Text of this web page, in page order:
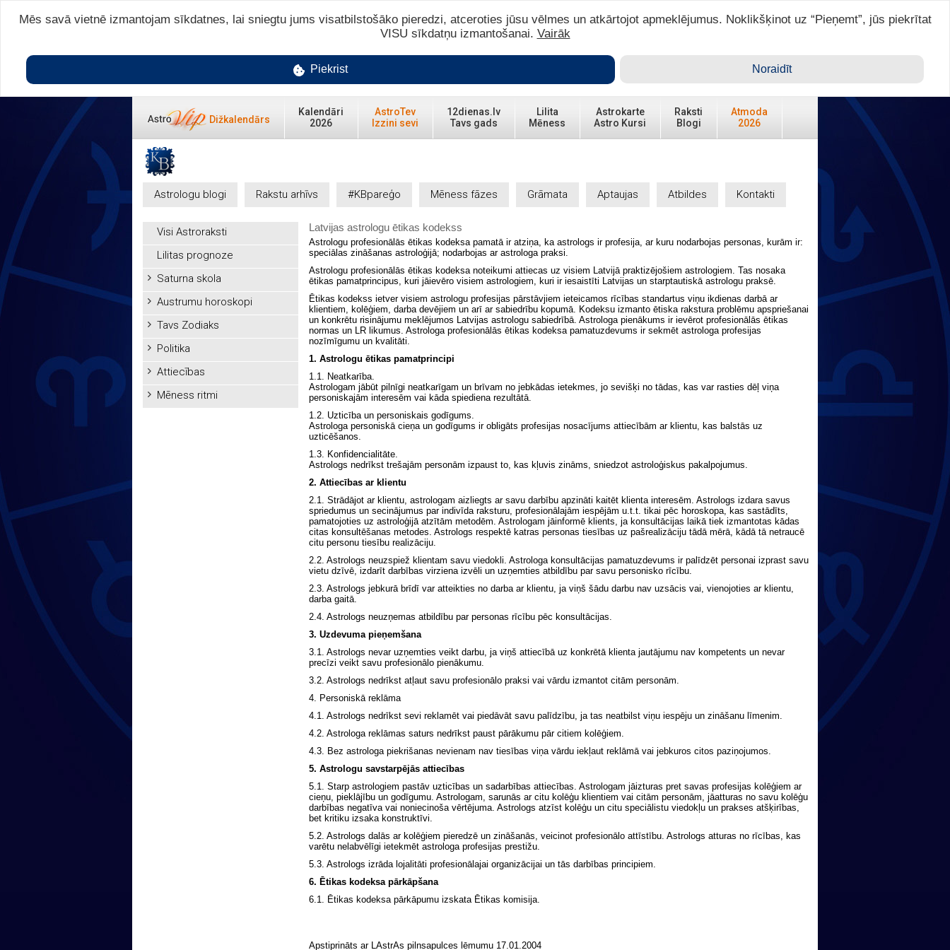
Ienākt ar ASTRO VIP >
Dižkalendārs
Kalendāri
2026
AstroTev
Izzini sevi
12dienas.lv
Tavs gads
Lilita
Mēness
Astrokarte
Astro Kursi
Raksti
Blogi
Atmoda
2026
Astrologu blogi Rakstu arhīvs #KBpareģo Mēness fāzes Grāmata Aptaujas Atbildes Kontakti
Visi Astroraksti
Lilitas prognoze
Saturna skola
Austrumu horoskopi
Tavs Zodiaks
Politika
Attiecības
Mēness ritmi
Latvijas astrologu ētikas kodekss
Astrologu profesionālās ētikas kodeksa pamatā ir atziņa, ka astrologs ir profesija, ar kuru nodarbojas personas, kurām ir:
speciālas zināšanas astroloģijā; nodarbojas ar astrologa praksi.
Astrologu profesionālās ētikas kodeksa noteikumi attiecas uz visiem Latvijā praktizējošiem astrologiem. Tas nosaka
ētikas pamatprincipus, kuri jāievēro visiem astrologiem, kuri ir iesaistīti Latvijas un starptautiskā astrologu praksē.
Ētikas kodekss ietver visiem astrologu profesijas pārstāvjiem ieteicamos rīcības standartus viņu ikdienas darbā ar
klientiem, kolēģiem, darba devējiem un arī ar sabiedrību kopumā. Kodeksu izmanto ētiska rakstura problēmu apspriešanai
un konkrētu risinājumu meklējumos Latvijas astrologu sabiedrībā. Astrologa pienākums ir ievērot profesionālās ētikas
normas un LR likumus. Astrologa profesionālās ētikas kodeksa pamatuzdevums ir sekmēt astrologa profesijas
nozīmīgumu un kvalitāti.
1. Astrologu ētikas pamatprincipi
1.1. Neatkarība.
Astrologam jābūt pilnīgi neatkarīgam un brīvam no jebkādas ietekmes, jo sevišķi no tādas, kas var rasties dēļ viņa
personiskajām interesēm vai kāda spiediena rezultātā.
1.2. Uzticība un personiskais godīgums.
Astrologa personiskā cieņa un godīgums ir obligāts profesijas nosacījums attiecībām ar klientu, kas balstās uz
uzticēšanos.
1.3. Konfidencialitāte.
Astrologs nedrīkst trešajām personām izpaust to, kas kļuvis zināms, sniedzot astroloģiskus pakalpojumus.
2. Attiecības ar klientu
2.1. Strādājot ar klientu, astrologam aizliegts ar savu darbību apzināti kaitēt klienta interesēm. Astrologs izdara savus
spriedumus un secinājumus par indivīda raksturu, profesionālajām iespējām u.t.t. tikai pēc horoskopa, kas sastādīts,
pamatojoties uz astroloģijā atzītām metodēm. Astrologam jāinformē klients, ja konsultācijas laikā tiek izmantotas kādas
citas konsultēšanas metodes. Astrologs respektē katras personas tiesības uz pašrealizāciju tādā mērā, kādā tā netraucē
citu personu tiesību realizāciju.
2.2. Astrologs neuzspiež klientam savu viedokli. Astrologa konsultācijas pamatuzdevums ir palīdzēt personai izprast savu
vietu dzīvē, izdarīt darbības virziena izvēli un uzņemties atbildību par savu personisko rīcību.
2.3. Astrologs jebkurā brīdī var atteikties no darba ar klientu, ja viņš šādu darbu nav uzsācis vai, vienojoties ar klientu,
darba gaitā.
2.4. Astrologs neuzņemas atbildību par personas rīcību pēc konsultācijas.
3. Uzdevuma pieņemšana
3.1. Astrologs nevar uzņemties veikt darbu, ja viņš attiecībā uz konkrētā klienta jautājumu nav kompetents un nevar
precīzi veikt savu profesionālo pienākumu.
3.2. Astrologs nedrīkst atļaut savu profesionālo praksi vai vārdu izmantot citām personām.
4. Personiskā reklāma
4.1. Astrologs nedrīkst sevi reklamēt vai piedāvāt savu palīdzību, ja tas neatbilst viņu iespēju un zināšanu līmenim.
4.2. Astrologa reklāmas saturs nedrīkst paust pārākumu pār citiem kolēģiem.
4.3. Bez astrologa piekrišanas nevienam nav tiesības viņa vārdu iekļaut reklāmā vai jebkuros citos paziņojumos.
5. Astrologu savstarpējās attiecības
5.1. Starp astrologiem pastāv uzticības un sadarbības attiecības. Astrologam jāizturas pret savas profesijas kolēģiem ar
cieņu, pieklājību un godīgumu. Astrologam, sarunās ar citu kolēģu klientiem vai citām personām, jāatturas no savu kolēģu
darbības negatīva vai noniecinoša vērtējuma. Astrologs atzīst kolēģu un citu speciālistu viedokļu un prakses atšķirības,
bet kritiku izsaka konstruktīvi.
5.2. Astrologs dalās ar kolēģiem pieredzē un zināšanās, veicinot profesionālo attīstību. Astrologs atturas no rīcības, kas
varētu nelabvēlīgi ietekmēt astrologa profesijas prestižu.
5.3. Astrologs izrāda lojalitāti profesionālajai organizācijai un tās darbības principiem.
6. Ētikas kodeksa pārkāpšana
6.1. Ētikas kodeksa pārkāpumu izskata Ētikas komisija.
Apstiprināts ar LAstrAs pilnsapulces lēmumu 17.01.2004
Mēs savā vietnē izmantojam sīkdatnes, lai sniegtu jums visatbilstošāko pieredzi, atceroties jūsu vēlmes un atkārtojot apmeklējumus. Noklikšķinot uz “Pieņemt”, jūs piekrītat
VISU sīkdatņu izmantošanai. Vairāk
Piekrist Noraidīt